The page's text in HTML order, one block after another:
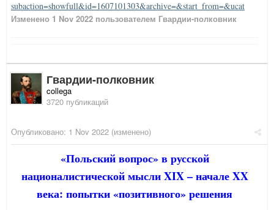
subaction=showfull&id=1607101303&archive=&start_from=&ucat
Изменено 1 Nov 2022 пользователем Гвардии-полковник
Гвардии-полковник
collega
3720 публикаций
Опубликовано: 1 Nov 2022 (изменено)
«Польский вопрос» в русской
националистической мысли XIX – начале XX
века: попытки «позитивного» решения